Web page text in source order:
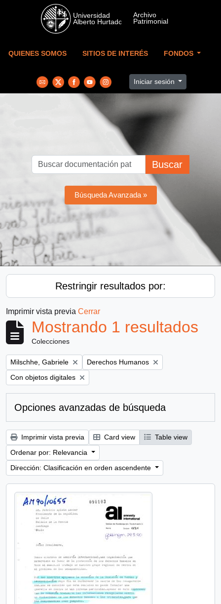
Skip to main content
QUIENES SOMOS SITIOS DE INTERÉS FONDOS
Iniciar sesión
Buscar
Búsqueda Avanzada »
Restringir resultados por:
Imprimir vista previa Cerrar
Mostrando 1 resultados
Colecciones
Remove filter:
Milschhe, Gabriele Remove filter:
Derechos Humanos
Remove filter:
Con objetos digitales
Opciones avanzadas de búsqueda
Imprimir vista previa Card view
Table view
Ordenar por: Relevancia
Dirección: Clasificación en orden ascendente